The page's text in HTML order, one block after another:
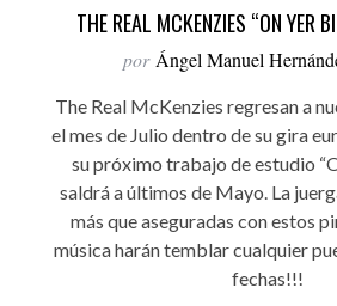
THE REAL MCKENZIES “ON YER
por Ángel Manuel
The Real McKenzies regresan a
el mes de Julio dentro de su gira
su próximo trabajo de estudio
saldrá a últimos de Mayo. La
más que aseguradas con estos
música harán temblar cualquier
fechas!!!